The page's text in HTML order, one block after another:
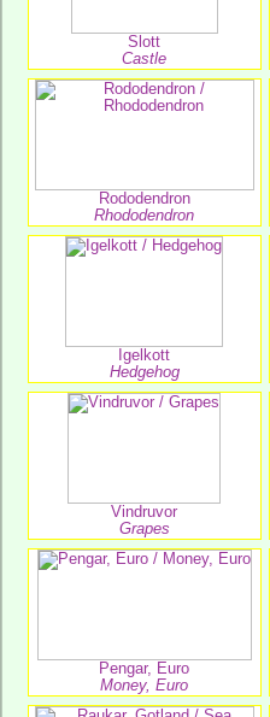
Slott
Castle
Rododendron
Rhododendron
Igelkott
Hedgehog
Vindruvor
Grapes
Pengar, Euro
Money, Euro